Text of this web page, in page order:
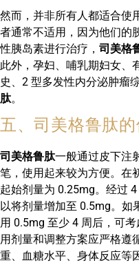
然而，并非所有人都适合使
者通常不适用，因为他们的
性胰岛素进行治疗， 司美格
此外，孕妇、哺乳期妇女、
史、2 型多发性内分泌肿瘤
肽。
五、司美格鲁肽
司美格鲁肽一般通过皮下注
笔，使用起来较为方便。在
起始剂量为 0.25mg。经过
以将剂量增加至 0.5mg。如
用 0.5mg 至少 4 周后，可
用剂量和调整方案应严格遵
重、血糖水平、身体反应等